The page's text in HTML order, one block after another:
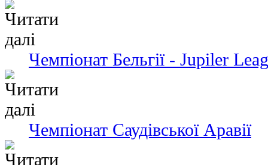
Чемпіонат Бельгії - Jupiler
Чемпіонат Саудівської Аравії